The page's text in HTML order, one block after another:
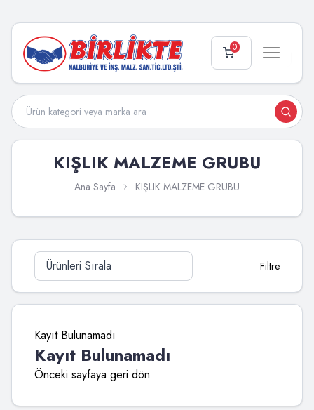
0
KIŞLIK MALZEME GRUBU
Ana Sayfa KIŞLIK MALZEME GRUBU
Filtre
Kayıt Bulunamadı
Kayıt Bulunamadı
Önceki sayfaya geri dön